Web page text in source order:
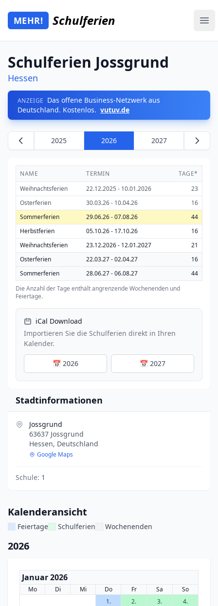
Zum Hauptinhalt springen
Mehr Schulferien
MEHR! Schulferien
Schulferien Jossgrund
Hessen
ANZEIGE Das offene Business-Netzwerk aus
Deutschland. Kostenlos. vutuv.de
2025 2026 2027
NAME TERMIN
TAGE*
Weihnachtsferien
22.12.2025 - 10.01.2026
23
Osterferien
30.03.26 - 10.04.26
16
Sommerferien
29.06.26 - 07.08.26
44
Herbstferien
05.10.26 - 17.10.26
16
Weihnachtsferien
23.12.2026 - 12.01.2027
21
Osterferien
22.03.27 - 02.04.27
16
Sommerferien
28.06.27 - 06.08.27
44
Die Anzahl der Tage enthält angrenzende Wochenenden und
Feiertage.
iCal Download
Importieren Sie die Schulferien direkt in Ihren
Kalender.
📅 2026 📅 2027
Stadtinformationen
Jossgrund
63637 Jossgrund
Hessen, Deutschland
Google Maps
Schule: 1
Kalenderansicht
Feiertage Schulferien Wochenenden
2026
Januar 2026
Mo Di Mi Do Fr Sa
So
1.
2. 3.
4.